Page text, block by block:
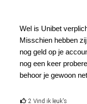
Wel is Unibet
Misschien hebben
nog geld op je
nog een keer
behoor je gewoon
2 Vind ik leuk's